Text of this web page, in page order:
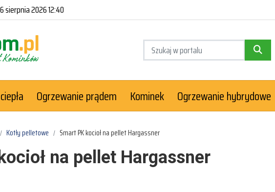
sierpnia 2026 12:40
Ogrzewanie prądem Kominek Ogrzewanie hybrydowe
Rekuperacja
Kotły pelletowe Smart PK kocioł na pellet Hargassner
na pellet Hargassner